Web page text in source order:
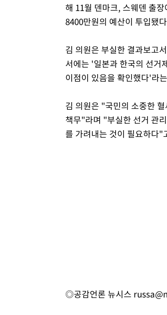
해 11월 덴마크, 스웨덴 출
8400만원의 예산이 투입됐
김 의원은 부실한 결과보고
서에는 '일본과 한국의 선거
이점이 있음을 확인했다'라
김 의원은 "국민의 소중한
책무"라며 "부실한 선거 관
를 가려내는 것이 필요하다"
◎공감언론 뉴시스